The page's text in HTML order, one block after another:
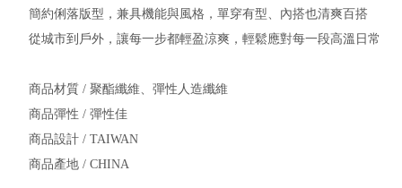
簡約俐落版型，兼具機能與風格，單穿有型、內搭也清爽百搭
從城市到戶外，讓每一步都輕盈涼爽，輕鬆應對每一段高溫日常
商品材質 / 聚酯纖維、彈性人造纖維
商品彈性 / 彈性佳
商品設計 / TAIWAN
商品產地 / CHINA